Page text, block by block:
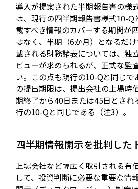
導入が提案された半期報告書の様
は、現行の四半期報告書様式10-Q
載すべき情報のカバーする期間が
はなく、半期（6か月）となるだ
載される財務諸表については、独
ビューが求められるが、正式な監
い。この点も現行の10-Qと同じで
の提出期限は、提出会社の上場時
期終了から40日または45日とされ
行の10-Qと同じである（注3）。
四半期情報開示を批判した
上場会社など幅広く取引される有
して、投資判断に必要な重要な情